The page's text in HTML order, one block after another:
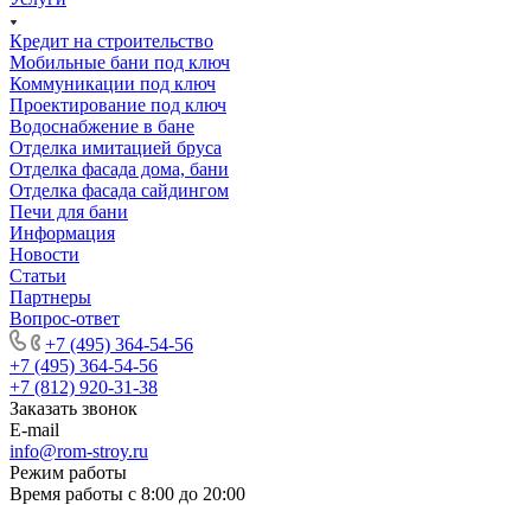
Кредит на строительство
Мобильные бани под ключ
Коммуникации под ключ
Проектирование под ключ
Водоснабжение в бане
Отделка имитацией бруса
Отделка фасада дома, бани
Отделка фасада сайдингом
Печи для бани
Информация
Новости
Статьи
Партнеры
Вопрос-ответ
+7 (495) 364-54-56
+7 (495) 364-54-56
+7 (812) 920-31-38
Заказать звонок
E-mail
info@rom-stroy.ru
Режим работы
Время работы с 8:00 до 20:00